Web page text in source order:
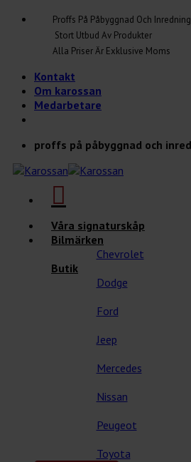
Skip
Proffs På Påbyggnad Och
Stort Utbud Av Produkter
Alla Priser Är Exklusive Moms
Kontakt
Om karossan
Medarbetare
proffs på påbyggnad och
Våra signaturskåp
Bilmärken
Chevrolet
Dodge
Ford
Jeep
Mercedes
Nissan
Peugeot
Toyota
Butik